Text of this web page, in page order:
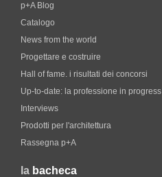
p+A Blog
Catalogo
News from the world
Progettare e costruire
Hall of fame. i risultati dei concorsi
Up-to-date: la professione in progress
Interviews
Prodotti per l'architettura
Rassegna p+A
la bacheca